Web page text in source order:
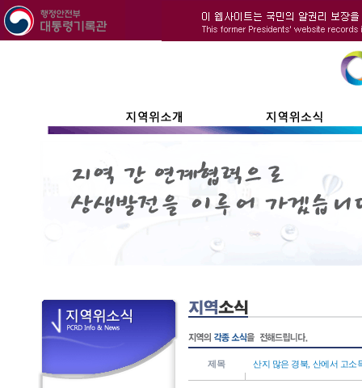
제목 산지 많은 경북, 산에서 고소